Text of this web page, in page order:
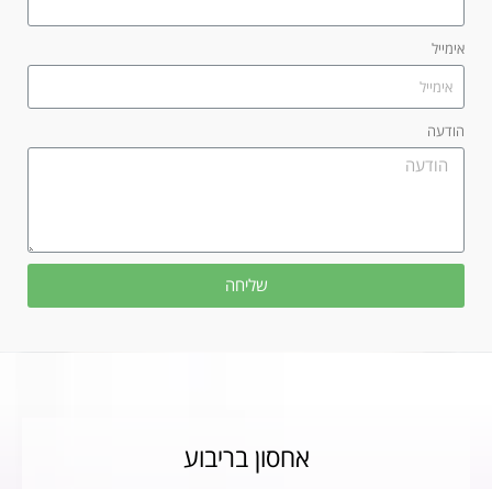
אימייל
הודעה
שליחה
אחסון בריבוע​